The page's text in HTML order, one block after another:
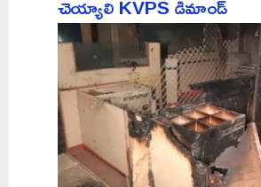
చెయ్యాలి KVPS డిమాండ్